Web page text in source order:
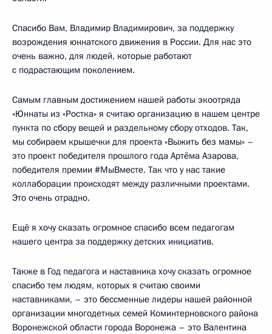
Спасибо Вам, Владимир Владимирович, за поддержку
возрождения юннатского движения в России. Для нас это
очень важно, для людей, которые работают
с подрастающим поколением.
Самым главным достижением нашей работы экоотряда
«Юннаты из «Ростка» я считаю организацию в нашем центре
пункта по сбору вещей и раздельному сбору отходов. Так,
мы собираем крышечки для проекта «Выжить без мамы» –
это проект победителя прошлого года Артёма Азарова,
победителя премии #МыВместе. Так что у нас такие
коллаборации происходят между различными проектами.
Это очень отрадно.
Ещё я хочу сказать огромное спасибо всем педагогам
нашего центра за поддержку детских инициатив.
Также в Год педагога и наставника хочу сказать огромное
спасибо тем людям, которых я считаю своими
наставниками, – это бессменные лидеры нашей районной
организации многодетных семей Коминтерновского района
Воронежской области города Воронежа – это Валентина